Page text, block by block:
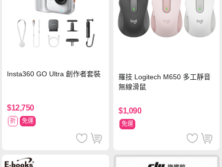
Insta360 GO Ultra 創作者套裝
$12,750
折 免運
羅技 Logitech M650 多工靜音
無線滑鼠
$1,090
免運